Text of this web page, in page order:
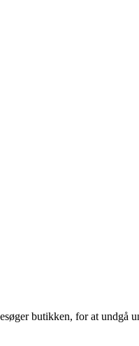
butikken, for at undgå